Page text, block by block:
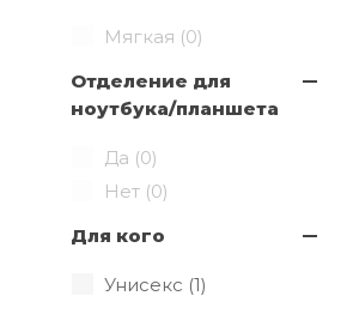
Мягкая (0)
Отделение для
ноутбука/планшета
Да (0)
Нет (0)
Для кого
Унисекс (1)